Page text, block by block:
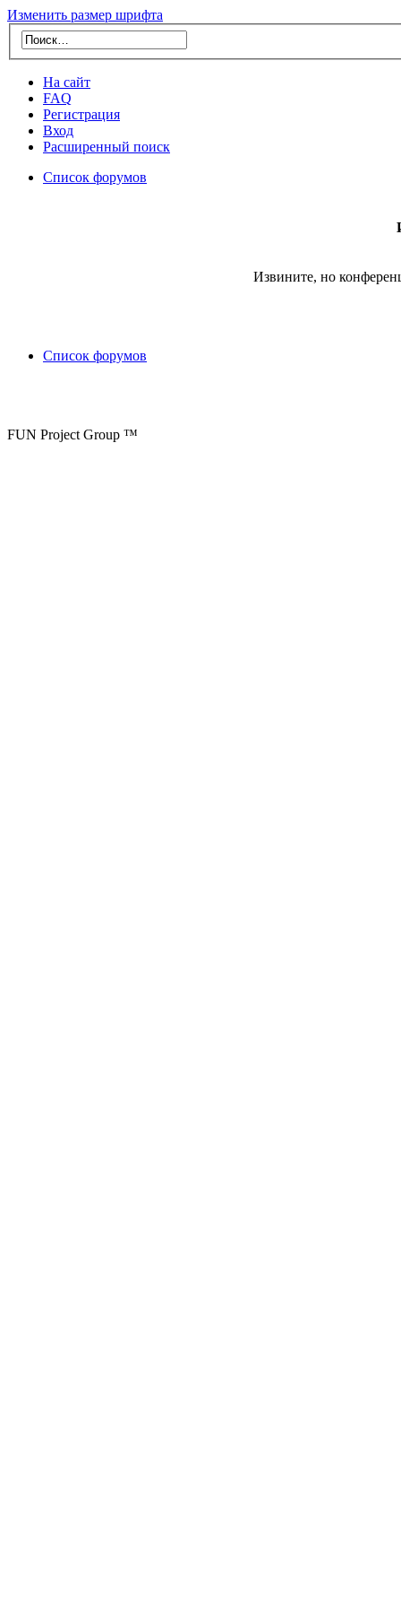
Изменить размер шрифта
На сайт
FAQ
Регистрация
Вход
Расширенный поиск
Список форумов
Извините, но
Список форумов
FUN Project Group ™